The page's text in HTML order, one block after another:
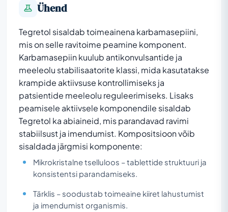
Ühend
Tegretol sisaldab toimeainena karbamasepiini,
mis on selle ravitoime peamine komponent.
Karbamasepiin kuulub antikonvulsantide ja
meeleolu stabilisaatorite klassi, mida kasutatakse
krampide aktiivsuse kontrollimiseks ja
patsientide meeleolu reguleerimiseks. Lisaks
peamisele aktiivsele komponendile sisaldab
Tegretol ka abiaineid, mis parandavad ravimi
stabiilsust ja imendumist. Kompositsioon võib
sisaldada järgmisi komponente:
Mikrokristalne tselluloos – tablettide struktuuri ja
konsistentsi parandamiseks.
Tärklis – soodustab toimeaine kiiret lahustumist
ja imendumist organismis.